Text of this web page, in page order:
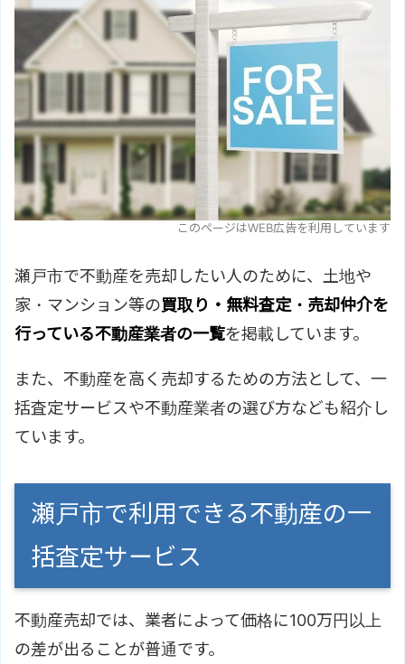
このページはWEB広告を利用しています
瀬戸市で不動産を売却したい人のために、土地や
家・マンション等の買取り・無料査定・売却仲介を
行っている不動産業者の一覧を掲載しています。
また、不動産を高く売却するための方法として、一
括査定サービスや不動産業者の選び方なども紹介し
ています。
瀬戸市で利用できる不動産の一
括査定サービス
不動産売却では、業者によって価格に100万円以上
の差が出ることが普通です。